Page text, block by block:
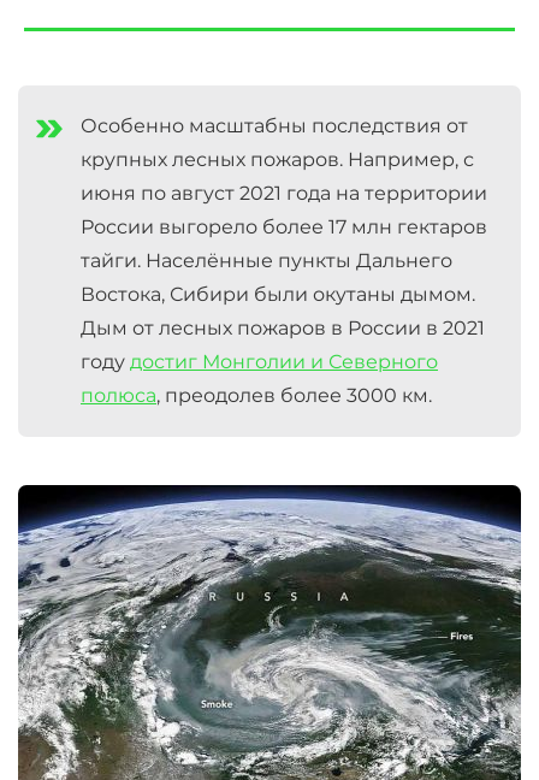
Особенно масштабны последствия от
крупных лесных пожаров. Например, с
июня по август 2021 года на территории
России выгорело более 17 млн гектаров
тайги. Населённые пункты Дальнего
Востока, Сибири были окутаны дымом.
Дым от лесных пожаров в России в 2021
году достиг Монголии и Северного
полюса, преодолев более 3000 км.